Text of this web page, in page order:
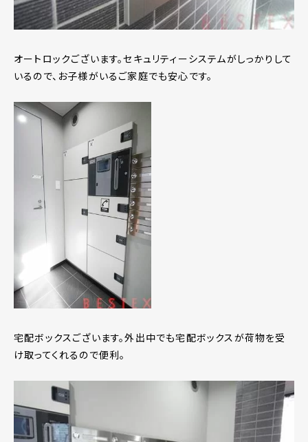
オートロックございます。セキュリティーシステムがしっかりして
いるので、お子様がいるご家庭でも安心です。
宅配ボックスございます。外出中でも宅配ボックスが荷物を受
け取ってくれるので便利。